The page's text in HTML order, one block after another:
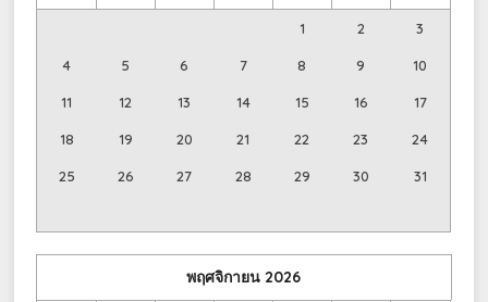
1 2 3
4 5 6 7 8 9 10
11 12 13 14 15 16 17
18 19 20 21 22 23 24
25 26 27 28 29 30 31
พฤศจิกายน 2026